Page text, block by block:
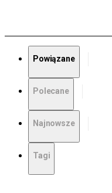
Powiązane
Polecane
Najnowsze
Tagi